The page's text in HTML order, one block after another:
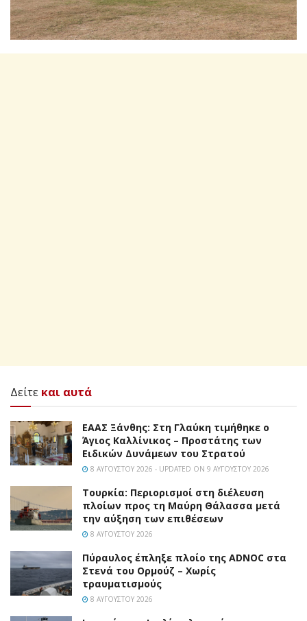
Δείτε και αυτά
EAAΣ Ξάνθης: Στη Γλαύκη τιμήθηκε ο
Άγιος Καλλίνικος – Προστάτης των
Ειδικών Δυνάμεων του Στρατού
8 ΑΥΓΟΎΣΤΟΥ 2026 - UPDATED ON 9 ΑΥΓΟΎΣΤΟΥ 2026
Τουρκία: Περιορισμοί στη διέλευση
πλοίων προς τη Μαύρη Θάλασσα μετά
την αύξηση των επιθέσεων
8 ΑΥΓΟΎΣΤΟΥ 2026
Πύραυλος έπληξε πλοίο της ADNOC στα
Στενά του Ορμούζ – Χωρίς
τραυματισμούς
8 ΑΥΓΟΎΣΤΟΥ 2026